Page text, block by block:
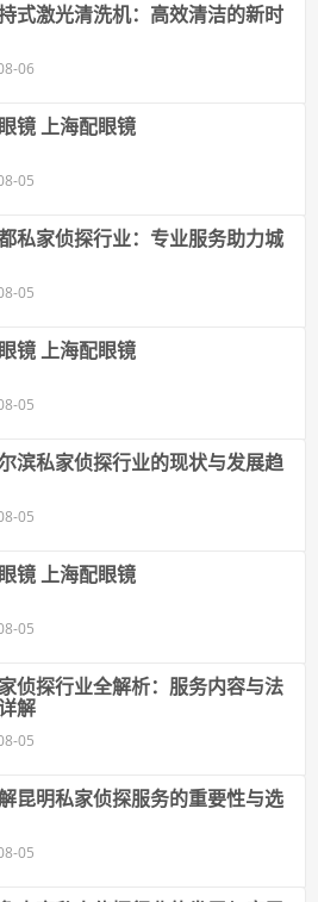
式激光清洗机：高效清洁的新时
06
镜 上海配眼镜
05
私家侦探行业：专业服务助力城
05
镜 上海配眼镜
05
滨私家侦探行业的现状与发展趋
05
镜 上海配眼镜
05
侦探行业全解析：服务内容与法
解
05
昆明私家侦探服务的重要性与选
05